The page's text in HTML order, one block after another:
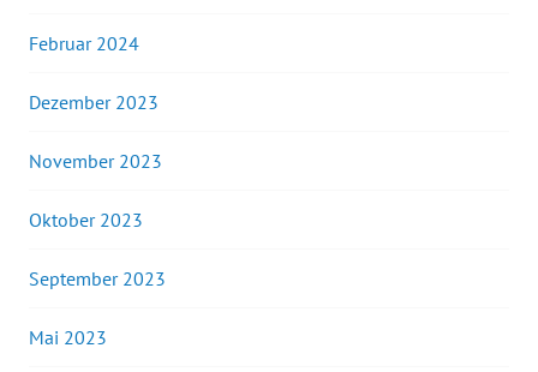
Februar 2024
Dezember 2023
November 2023
Oktober 2023
September 2023
Mai 2023